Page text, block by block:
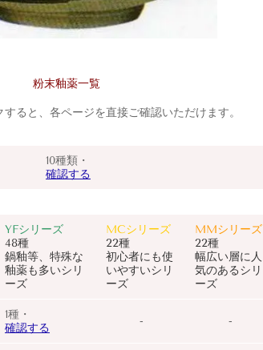
粉末釉薬一覧
すると、各ページを直接ご確認いただけます。
10種類・
確認する
YFシリーズ
48種
鍋釉等、特殊な
釉薬も多いシリ
ーズ
MCシリーズ
22種
初心者にも使
いやすいシリ
ーズ
MMシリーズ
22種
幅広い層に人
気のあるシリ
ーズ
1種・
確認する
‐ ‐